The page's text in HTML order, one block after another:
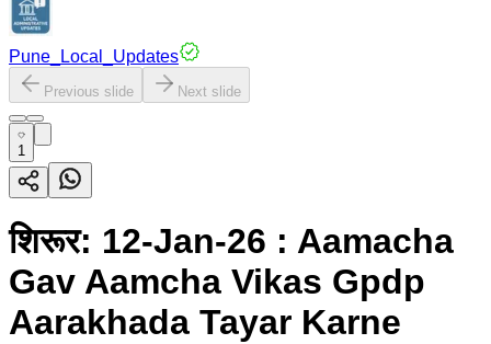
Pune_Local_Updates
Previous slide Next slide
1
शिरूर: 12-Jan-26 : Aamacha
Gav Aamcha Vikas Gpdp
Aarakhada Tayar Karne